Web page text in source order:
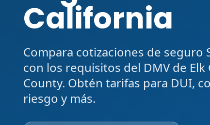
California
Compara cotizaciones de seguro
con los requisitos del DMV de Elk
County. Obtén tarifas para DUI,
riesgo y más.